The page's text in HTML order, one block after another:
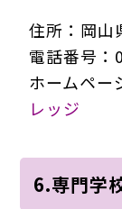
住所：岡山
電話番号
ホームペー
レッジ
6.専門学